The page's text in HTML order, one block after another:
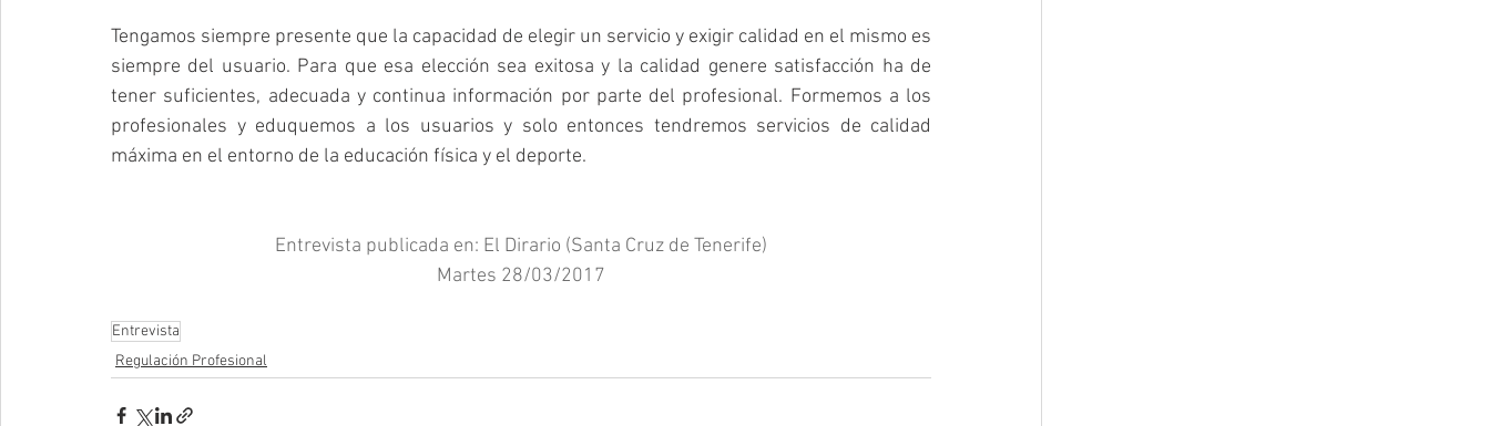
Tengamos siempre presente que la capacidad de elegir un servicio y exigir calidad en el mismo es
siempre del usuario. Para que esa elección sea exitosa y la calidad genere satisfacción ha de
tener suficientes, adecuada y continua información por parte del profesional. Formemos a los
profesionales y eduquemos a los usuarios y solo entonces tendremos servicios de calidad
máxima en el entorno de la educación física y el deporte.
Entrevista publicada en: El Dirario (Santa Cruz de Tenerife)
Martes 28/03/2017
Entrevista
Regulación Profesional